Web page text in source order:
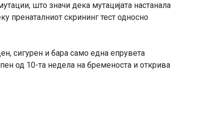
што значи дека мутацијата настанала
пренаталниот скрининг тест односно
сигурен и бара само една епрувета
од 10-та недела на бременоста и открива